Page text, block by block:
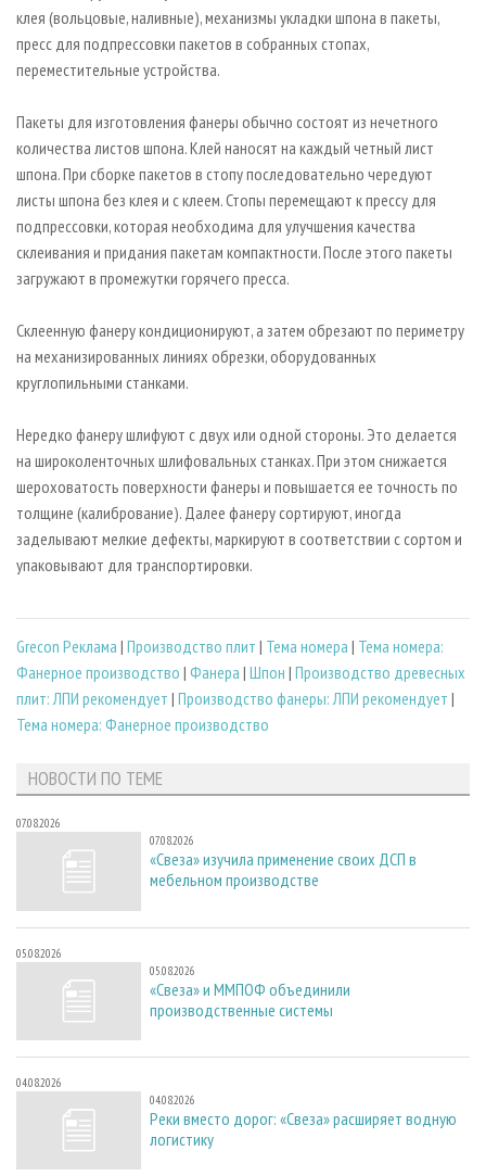
клея (вольцовые, наливные), механизмы укладки шпона в пакеты,
пресс для подпрессовки пакетов в собранных стопах,
переместительные устройства.
Пакеты для изготовления фанеры обычно состоят из нечетного
количества листов шпона. Клей наносят на каждый четный лист
шпона. При сборке пакетов в стопу последовательно чередуют
листы шпона без клея и с клеем. Стопы перемещают к прессу для
подпрессовки, которая необходима для улучшения качества
склеивания и придания пакетам компактности. После этого пакеты
загружают в промежутки горячего пресса.
Склеенную фанеру кондиционируют, а затем обрезают по периметру
на механизированных линиях обрезки, оборудованных
круглопильными станками.
Нередко фанеру шлифуют с двух или одной стороны. Это делается
на широколенточных шлифовальных станках. При этом снижается
шероховатость поверхности фанеры и повышается ее точность по
толщине (калибрование). Далее фанеру сортируют, иногда
заделывают мелкие дефекты, маркируют в соответствии с сортом и
упаковывают для транспортировки.
Grecon Реклама | Производство плит | Тема номера | Тема номера:
Фанерное производство | Фанера | Шпон | Производство древесных
плит: ЛПИ рекомендует | Производство фанеры: ЛПИ рекомендует |
Тема номера: Фанерное производство
НОВОСТИ ПО ТЕМЕ
07.08.2026
07.08.2026
«Свеза» изучила применение своих ДСП в
мебельном производстве
05.08.2026
05.08.2026
«Свеза» и ММПОФ объединили
производственные системы
04.08.2026
04.08.2026
Реки вместо дорог: «Свеза» расширяет водную
логистику